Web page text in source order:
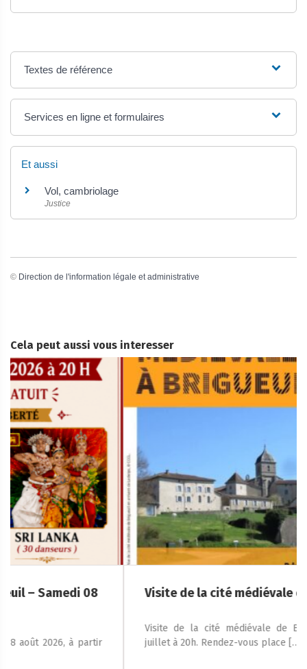
Textes de référence
Services en ligne et formulaires
Et aussi
Vol, cambriolage
Justice
© Direction de l'information légale et administrative
Cela peut aussi vous interesser
Visite de la cité médiévale de Brigueuil
Visite de la cité médiévale de Brigueuil le jeudi 23
juillet à 20h. Rendez-vous place […]